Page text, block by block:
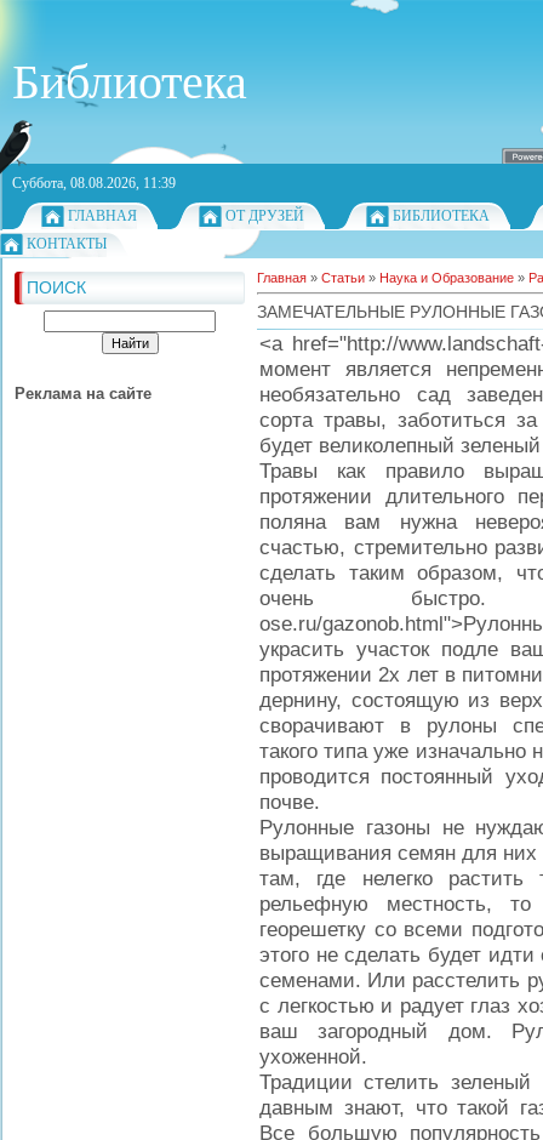
Библиотека
Суббота, 08.08.2026, 11:39
ГЛАВНАЯ
ОТ ДРУЗЕЙ
БИБЛИОТЕКА
КОНТАКТЫ
ПОИСК
Реклама на сайте
Главная » Статьи » Наука и Образование »
ЗАМЕЧАТЕЛЬНЫЕ РУЛОННЫЕ
<a href="http://
момент является
необязательно сад
сорта травы, заботиться
будет великолепный
Травы как правило
протяжении длительного
поляна вам нужна
счастью, стремительно
сделать таким образом,
очень быстро. <a
ose.ru/
украсить участок подле
протяжении 2х лет в
дернину, состоящую из
сворачивают в рулоны
такого типа уже изначально
проводится постоянный
почве.
Рулонные газоны не
выращивания семян для них
там, где нелегко
рельефную местность,
георешетку со всеми
этого не сделать будет
семенами. Или расстелить
с легкостью и радует глаз
ваш загородный дом.
ухоженной.
Традиции стелить
давным знают, что такой
Все большую